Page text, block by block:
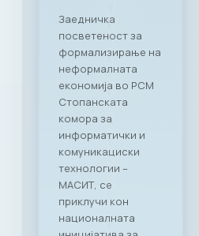
Заедничка
посветеност за
формализирање на
неформалната
економија во РСМ
Стопанската
комора за
информатички и
комуникациски
технологии –
МАСИТ, се
приклучи кон
националната